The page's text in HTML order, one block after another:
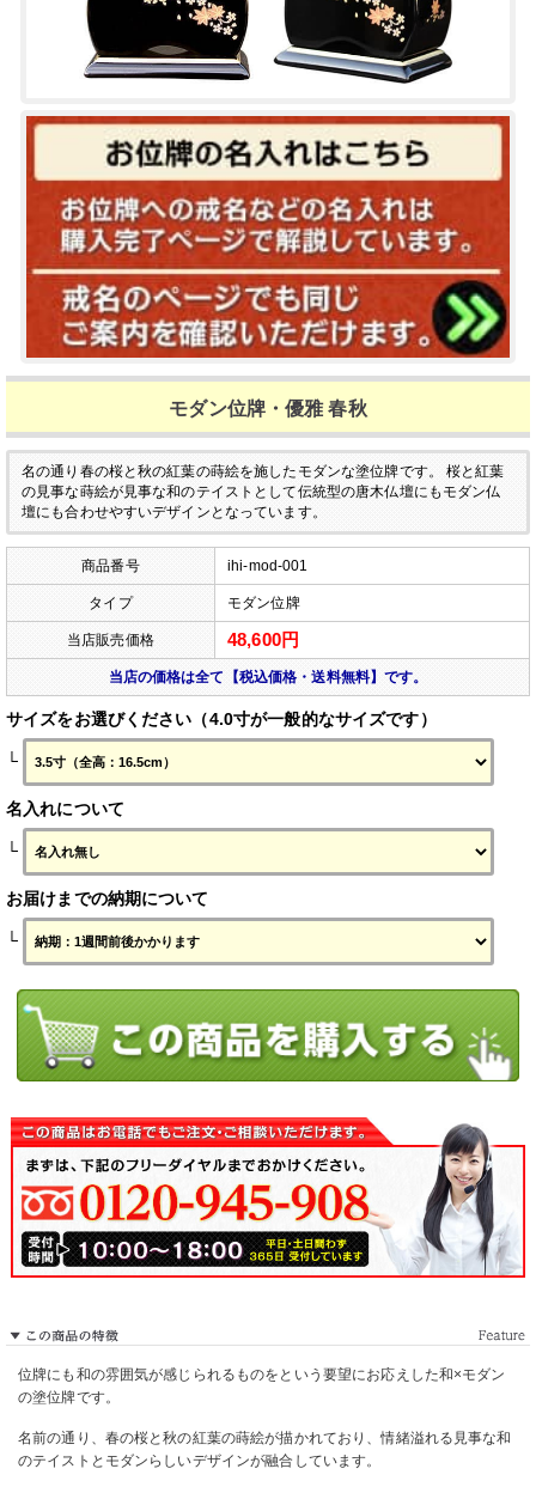
モダン位牌・優雅 春秋
名の通り春の桜と秋の紅葉の蒔絵を施したモダンな塗位牌です。
桜と紅葉
の見事な蒔絵が見事な和のテイストとして伝統型の唐木仏壇にもモダン仏
壇にも合わせやすいデザインとなっています。
商品番号 ihi-mod-001
タイプ モダン位牌
当店販売価格 48,600円
当店の価格は全て【税込価格・送料無料】です。
サイズをお選びください（4.0寸が一般的なサイズです）
└
名入れについて
└
お届けまでの納期について
└
位牌にも和の雰囲気が感じられるものをという要望にお応えした和×モダン
の塗位牌です。
名前の通り、春の桜と秋の紅葉の蒔絵が描かれており、情緒溢れる見事な和
のテイストとモダンらしいデザインが融合しています。